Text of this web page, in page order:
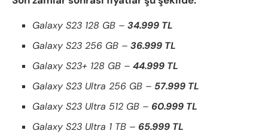
Galaxy S23 128 GB –34.999 TL
Galaxy S23 256 GB –36.999 TL
Galaxy S23+ 128 GB –44.999 TL
Galaxy S23 Ultra 256 GB – 57.999 TL
Galaxy S23 Ultra 512 GB – 60.999 TL
Galaxy S23 Ultra 1 TB – 65.999 TL